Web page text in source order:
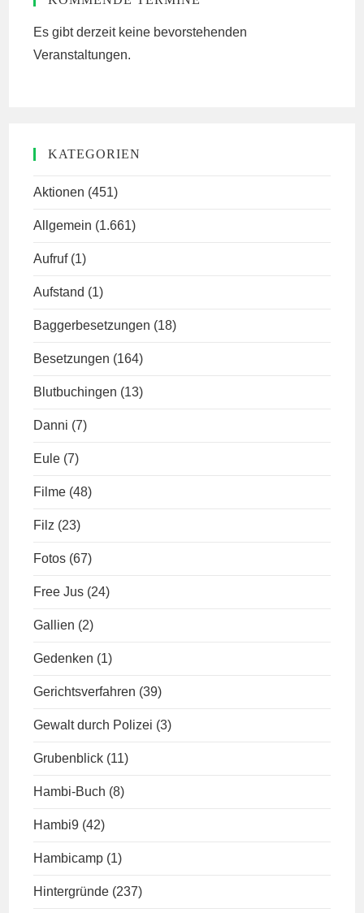
Es gibt derzeit keine bevorstehenden
Veranstaltungen.
KATEGORIEN
Aktionen (451)
Allgemein (1.661)
Aufruf (1)
Aufstand (1)
Baggerbesetzungen (18)
Besetzungen (164)
Blutbuchingen (13)
Danni (7)
Eule (7)
Filme (48)
Filz (23)
Fotos (67)
Free Jus (24)
Gallien (2)
Gedenken (1)
Gerichtsverfahren (39)
Gewalt durch Polizei (3)
Grubenblick (11)
Hambi-Buch (8)
Hambi9 (42)
Hambicamp (1)
Hintergründe (237)